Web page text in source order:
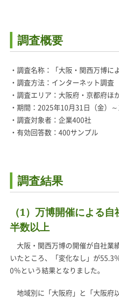
調査概要
・調査名称：「大阪・関西万博に
・調査方法：インターネット調査
・調査エリア：大阪府・京都府ほ
・期間：2025年10月31日（金）～
・調査対象者：企業400社
・有効回答数：400サンプル
調査結果
（1）万博開催による
半数以上
大阪・関西万博の開催が自社業
いたところ、「変化なし」が55.3
0％という結果となりました。
地域別に「大阪府」と「大阪府